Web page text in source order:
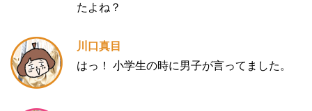
たよね？
川口真目
はっ！ 小学生の時に男子が言ってました。